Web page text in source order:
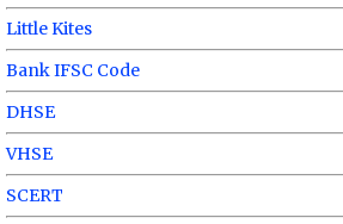
Little Kites
Bank IFSC Code
DHSE
VHSE
SCERT